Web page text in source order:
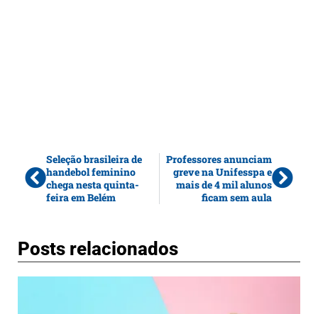
Seleção brasileira de
handebol feminino
chega nesta quinta-
feira em Belém
Professores anunciam
greve na Unifesspa e
mais de 4 mil alunos
ficam sem aula
Posts relacionados